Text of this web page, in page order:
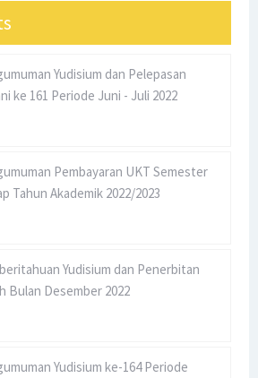
Meraih Top 8 National Ranked versi
Higher Education
Muhammad Ichsan Hadjri, S.T., S.M.,
sebagai Ketua Dewan Pengurus
APSMBI 2024-2026
S1 Manajemen Fakultas Ekonomi
Studi S1 Manajemen Fakultas
Sriwijaya yang Lolos Seleksi MSIB
Penetapan Nama-nama Mahasiswa
Yudisium dan Pelepasan
ke 161 Periode Juni - Juli 2022
Pembayaran UKT Semester
Tahun Akademik 2022/2023
Yudisium dan Penerbitan
Bulan Desember 2022
Yudisium ke-164 Periode